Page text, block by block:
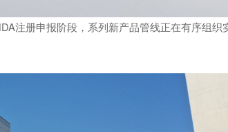
注册申报阶段，系列新产品管线正在有序组织